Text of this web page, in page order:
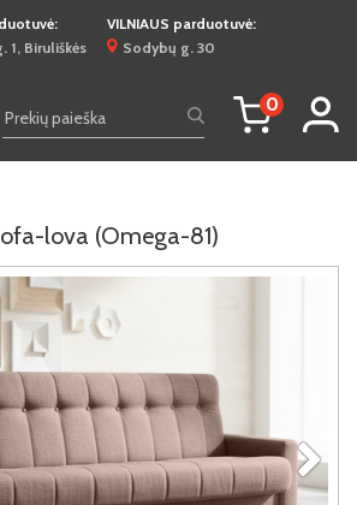
1, Biruliškės
VILNIAUS parduotuvė:
Sodybų g. 30
0
lova (Omega-81)